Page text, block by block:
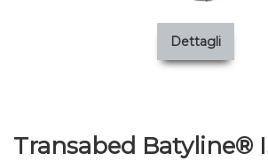
Dettagli
Transabed Batyline®